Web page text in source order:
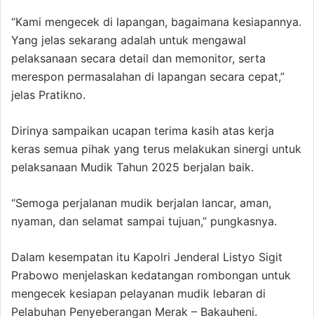
“Kami mengecek di lapangan, bagaimana kesiapannya.
Yang jelas sekarang adalah untuk mengawal
pelaksanaan secara detail dan memonitor, serta
merespon permasalahan di lapangan secara cepat,”
jelas Pratikno.
Dirinya sampaikan ucapan terima kasih atas kerja
keras semua pihak yang terus melakukan sinergi untuk
pelaksanaan Mudik Tahun 2025 berjalan baik.
“Semoga perjalanan mudik berjalan lancar, aman,
nyaman, dan selamat sampai tujuan,” pungkasnya.
Dalam kesempatan itu Kapolri Jenderal Listyo Sigit
Prabowo menjelaskan kedatangan rombongan untuk
mengecek kesiapan pelayanan mudik lebaran di
Pelabuhan Penyeberangan Merak – Bakauheni.